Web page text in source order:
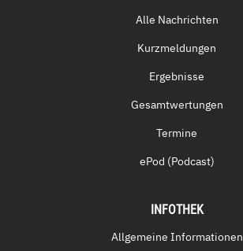
Alle Nachrichten
Kurzmeldungen
Ergebnisse
Gesamtwertungen
Termine
ePod (Podcast)
INFOTHEK
Allgemeine Informationen